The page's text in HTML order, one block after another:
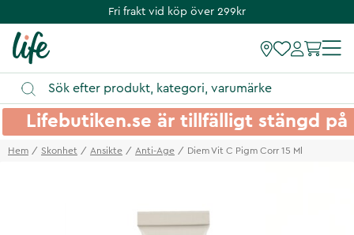
Fri frakt vid köp över 299kr
Lifebutiken.se är tillfälligt stängd
Hem Skonhet Ansikte Anti-Age Diem Vit C Pigm Corr 15 Ml